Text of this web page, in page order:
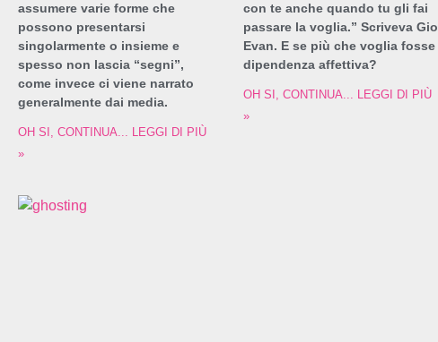
assumere varie forme che
possono presentarsi
singolarmente o insieme e
spesso non lascia “segni”,
come invece ci viene narrato
generalmente dai media.
OH SI, CONTINUA... LEGGI DI PIÙ
»
con te anche quando tu gli fai
passare la voglia.” Scriveva Gio
Evan. E se più che voglia fosse
dipendenza affettiva?
OH SI, CONTINUA... LEGGI DI PIÙ
»